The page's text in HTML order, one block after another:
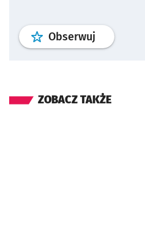
Obserwuj profil
ZOBACZ TAKŻE